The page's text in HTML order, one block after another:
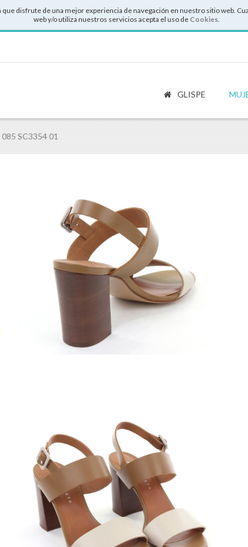
disfrute de una mejor experiencia de navegación en nuestro sitio web.
web y/o utiliza nuestros servicios acepta el uso de Cookies.
GLISPE
SC3354 01